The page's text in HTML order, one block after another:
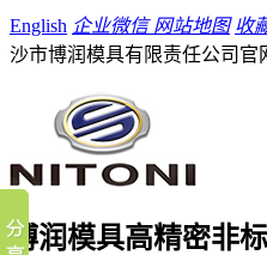
English 企业微信网站地图 收
沙市博润模具有限责任公司官
博润模具高精密非